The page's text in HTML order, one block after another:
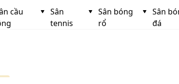
cầu
Sân
tennis
Sân bóng
rổ
Sân
đá